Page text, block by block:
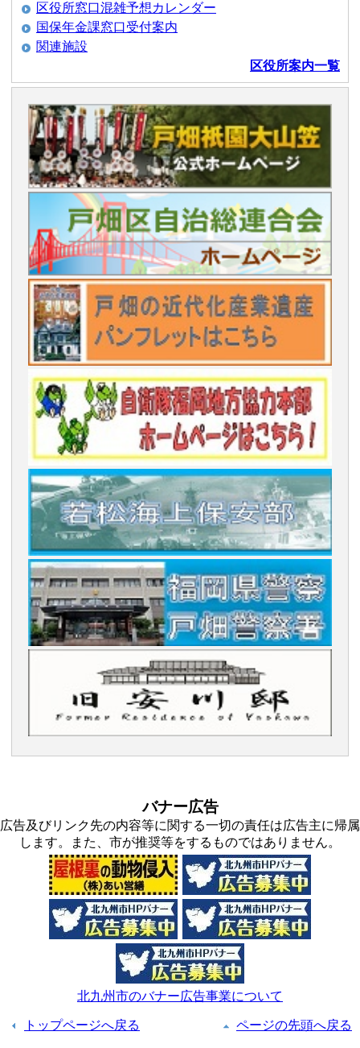
区役所窓口混雑予想カレンダー
国保年金課窓口受付案内
関連施設
区役所案内一覧
バナー広告
広告及びリンク先の内容等に関する一切の責任は広告主に帰属
します。また、市が推奨等をするものではありません。
北九州市のバナー広告事業について
トップページへ戻る ページの先頭へ戻る